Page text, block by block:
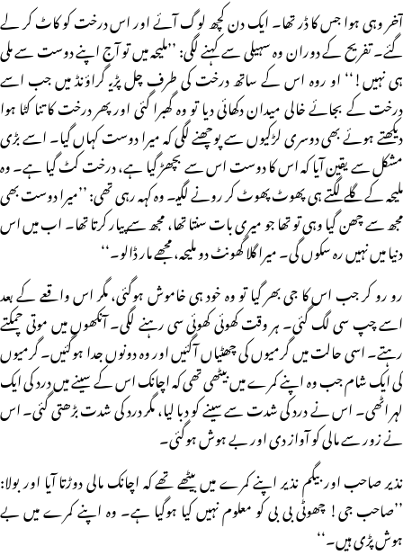
آخر وہی ہوا جس کا ڈر تھا۔ ایک دن کچھ لوگ آئے اور اس درخت کو کاٹ کر لے
گئے۔ تفریح کے دوران وہ سہیلی سے کہنے لگی: ’’ملیحہ میں تو آج اپنے دوست سے ملی
ہی نہیں!‘‘ او روہ اس کے ساتھ درخت کی طرف چل پڑیـ گراؤنڈ میں جب اسے
درخت کے بجائے خالی میدان دکھائی دیا تو وہ گھبرا گئی اور پھر درخت کا تنا کٹا ہوا
دیکھتے ہوئے بھی دوسری لڑکیوں سے پوچھنے لگی کہ میرا دوست کہاں گیا۔ اسے بڑی
مشکل سے یقین آیا کہ اس کا دوست اس سے بچھڑ گیا ہے، درخت کٹ گیا ہے۔ وہ
ملیحہ کے گلے لگتے ہی پھوٹ پھوٹ کر رونے لگیـ۔ وہ کہہ رہی تھی: ’’میرا دوست بھی
مجھ سے چھن گیا وہی تو تھا جو میری بات سنتا تھا، مجھ سے پیار کرتا تھا۔ اب میں اس
دنیا میں نہیں رہ سکوں گی۔ میرا گلا گھونٹ دو ملیحہ، مجھے مار ڈالو۔‘‘
رو رو کر جب اس کا جی بھر گیا تو وہ خود ہی خاموش ہوگئی، مگر اس واقعے کے بعد
اسے چپ سی لگ گئی۔ ہر وقت کھوئی کھوئی سی رہنے لگی۔ آنکھوں میں موتی چمکتے
رہتے۔ اسی حالت میں گرمیوں کی چھٹیاں آگئیں اور وہ دونوں جدا ہوگئیں۔ گرمیوں
کی ایک شام جب وہ اپنے کمرے میں بیٹھی تھی کہ اچانک اس کے سینے میں درد کی ایک
لہر اٹھی۔ اس نے درد کی شدت سے سینے کو دبا لیا، مگر درد کی شدت بڑھتی گئی۔ اس
نے زور سے مالی کو آواز دی اور بے ہوش ہوگئی۔
نذیر صاحب اور بیگم نذیر اپنے کمرے میں بیٹھے تھے کہ اچانک مالی دوڑتا آیا اور بولا:
’’صاحب جی! چھوٹی بی بی کو معلوم نہیں کیا ہوگیا ہے۔ وہ اپنے کمرے میں بے
ہوش پڑی ہیں۔‘‘